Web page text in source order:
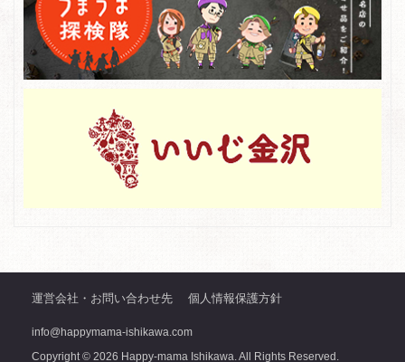
運営会社・お問い合わせ先 個人情報保護方針
info@happymama-ishikawa.com
Copyright © 2026 Happy-mama Ishikawa. All Rights Reserved.